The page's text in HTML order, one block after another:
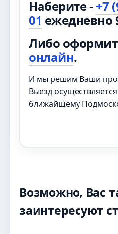
Наберите - +7
01 ежедневно
Либо
онлайн.
И мы решим Ваши
Выезд
ближайщему
Возможно, Вас
заинтересуют